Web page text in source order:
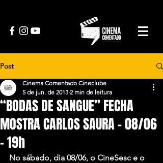
Post
“BODAS DE SANGUE” FECHA
MOSTRA CARLOS SAURA – 08/06
– 19h
Cinema Comentado Cineclube
5 de jun. de 2013 2 min de leitura
No sábado, dia 08/06, o CineSesc e o